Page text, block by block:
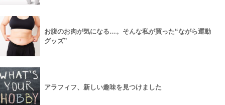
お腹のお肉が気になる…。そんな私が買った“ながら運動
グッズ”
アラフィフ、新しい趣味を見つけました